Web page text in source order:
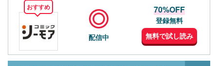
おすすめ
配信中
70%OFF
登録無料
無料で試し読み